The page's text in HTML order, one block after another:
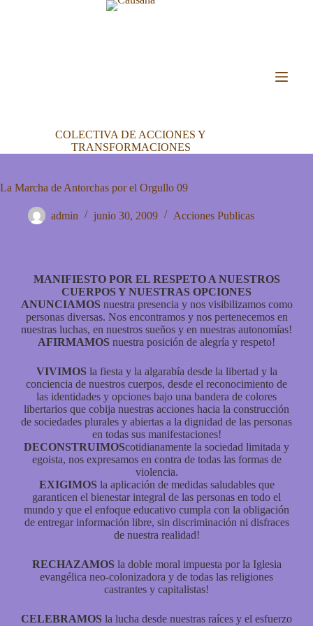
COLECTIVA DE ACCIONES Y
TRANSFORMACIONES
La Marcha de Antorchas por el Orgullo 09
admin junio 30, 2009 Acciones Publicas
MANIFIESTO POR EL RESPETO A NUESTROS
CUERPOS Y NUESTRAS OPCIONES
ANUNCIAMOSnuestra presencia y nos visibilizamos como
personas diversas. Nos encontramos y nos pertenecemos en
nuestras luchas, en nuestros sueños y en nuestras autonomías!
AFIRMAMOS nuestra posición de alegría y respeto!
VIVIMOSla fiesta y la algarabía desde la libertad y la
conciencia de nuestros cuerpos, desde el reconocimiento de
las identidades y opciones bajo una bandera de colores
libertarios que cobija nuestras acciones hacia la construcción
de sociedades plurales y abiertas a la dignidad de las personas
en todas sus manifestaciones!
DECONSTRUIMOScotidianamente la sociedad limitada y
egoista, nos expresamos en contra de todas las formas de
violencia.
EXIGIMOSla aplicación de medidas saludables que
garanticen el bienestar integral de las personas en todo el
mundo y que el enfoque educativo cumpla con la obligación
de entregar información libre, sin discriminación ni disfraces
de nuestra realidad!
RECHAZAMOSla doble moral impuesta por la Iglesia
evangélica neo-colonizadora y de todas las religiones
castrantes y capitalistas!
CELEBRAMOS la lucha desde nuestras raíces y el esfuerzo